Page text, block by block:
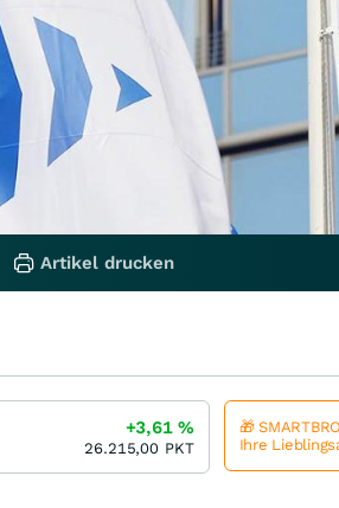
Artikel drucken
+3,61 %
26.215,00 PKT
🎁
Ihre